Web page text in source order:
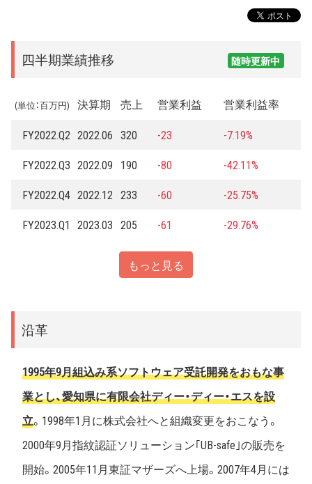
四半期業績推移 随時更新中
(単位：百万円) 決算期 売上 営業利益
営業利益率
FY2022.Q2 2022.06 320 -23
-7.19%
FY2022.Q3 2022.09 190 -80
-42.11%
FY2022.Q4 2022.12 233 -60
-25.75%
FY2023.Q1 2023.03 205 -61 -29.76%
もっと見る
沿革
1995年9月組込み系ソフトウェア受託開発をおもな事
業とし、愛知県に有限会社ディー・ディー・エスを設
立。1998年1月に株式会社へと組織変更をおこなう。
2000年9月指紋認証ソリューション｢UB-safe｣の販売を
開始。2005年11月東証マザーズへ上場。2007年4月には